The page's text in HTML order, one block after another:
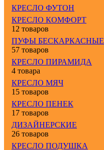
КРЕСЛО ФУТОН
КРЕСЛО КОМФОРТ
12 товаров
ПУФЫ БЕСКАРКАСНЫЕ
57 товаров
КРЕСЛО ПИРАМИДА
4 товара
КРЕСЛО МЯЧ
15 товаров
КРЕСЛО ПЕНЕК
17 товаров
ДИЗАЙНЕРСКИЕ
26 товаров
КРЕСЛО ПОДУШКА